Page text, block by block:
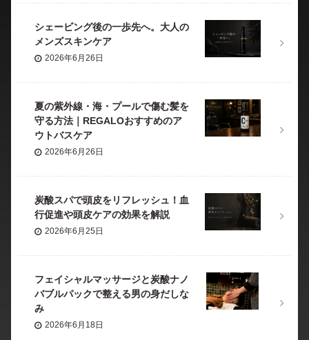
シェービング後の一歩先へ。大人の
メンズスキンケア
2026年6月26日
夏の紫外線・海・プールで傷む髪を
守る方法｜REGALOおすすめのア
ウトバスケア
2026年6月26日
炭酸スパで頭皮をリフレッシュ！血
行促進や頭皮ケアの効果を解説
2026年6月25日
フェイシャルマッサージと炭酸ナノ
バブルパックで整える男の身だしな
み
2026年6月18日